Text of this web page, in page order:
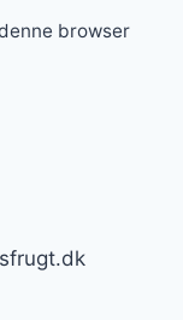
browser